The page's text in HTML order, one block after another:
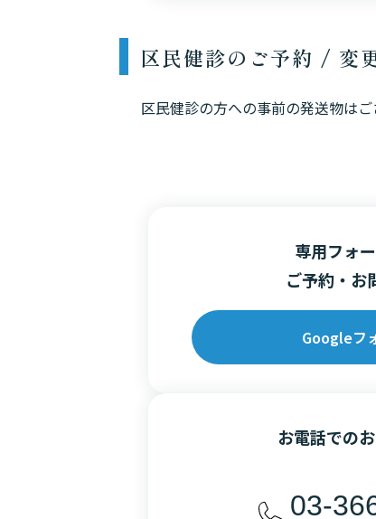
区民健診のご予約 / 変
区民健診の方への事前の発送物は
専用フォ
ご予約・お
Googleフ
お電話での
03-